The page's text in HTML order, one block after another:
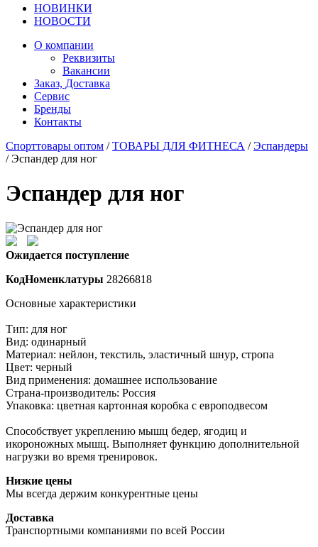
НОВИНКИ
НОВОСТИ
О компании
Реквизиты
Вакансии
Заказ, Доставка
Сервис
Бренды
Контакты
Спорттовары оптом /ТОВАРЫ ДЛЯ ФИТНЕСА /Эспандеры
/ Эспандер для ног
Эспандер для ног
Ожидается поступление
КодНоменклатуры 28266818
Основные характеристики
Тип: для ног
Вид: одинарный
Материал: нейлон, текстиль, эластичный шнур, стропа
Цвет: черный
Вид применения: домашнее использование
Страна-производитель: Россия
Упаковка: цветная картонная коробка с европодвесом
Способствует укреплению мышц бедер, ягодиц и
икороножных мышц. Выполняет функцию дополнительной
нагрузки во время тренировок.
Низкие цены
Мы всегда держим конкурентные цены
Доставка
Транспортными компаниями по всей России